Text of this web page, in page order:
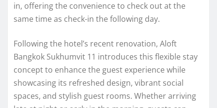
in, offering the convenience to check out at the
same time as check-in the following day.
Following the hotel’s recent renovation, Aloft
Bangkok Sukhumvit 11 introduces this flexible stay
concept to enhance the guest experience while
showcasing its refreshed design, vibrant social
spaces, and stylish guest rooms. Whether arriving